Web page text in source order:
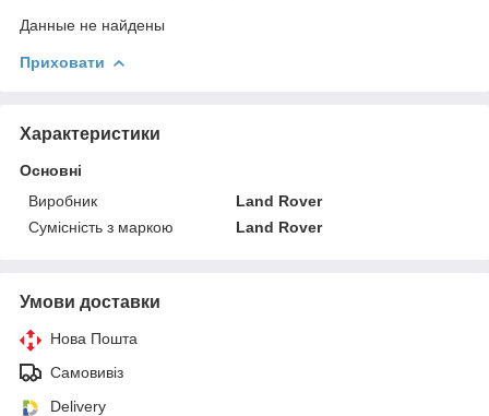
Данные не найдены
Приховати
Характеристики
Основні
Виробник
Land Rover
Сумісність з маркою
Land Rover
Умови доставки
Нова Пошта
Самовивіз
Delivery